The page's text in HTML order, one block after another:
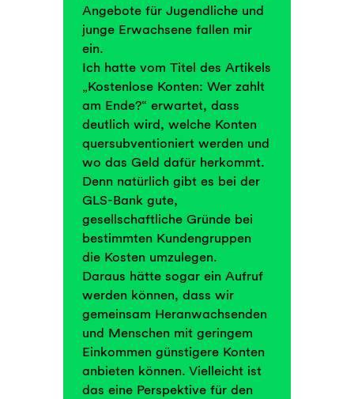
Angebote für Jugendliche und
junge Erwachsene fallen mir
ein.
Ich hatte vom Titel des Artikels
„Kostenlose Konten: Wer zahlt
am Ende?“ erwartet, dass
deutlich wird, welche Konten
quersubventioniert werden und
wo das Geld dafür herkommt.
Denn natürlich gibt es bei der
GLS-Bank gute,
gesellschaftliche Gründe bei
bestimmten Kundengruppen
die Kosten umzulegen.
Daraus hätte sogar ein Aufruf
werden können, dass wir
gemeinsam Heranwachsenden
und Menschen mit geringem
Einkommen günstigere Konten
anbieten können. Vielleicht ist
das eine Perspektive für den